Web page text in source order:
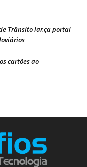
Trânsito lança portal
cartões ao